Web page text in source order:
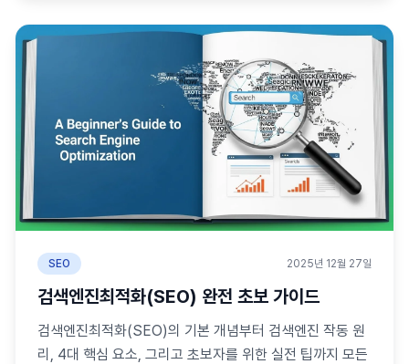
SEO 2025년 12월 27일
검색엔진최적화(SEO) 완전 초보 가이드
검색엔진최적화(SEO)의 기본 개념부터 검색엔진 작동 원
리, 4대 핵심 요소, 그리고 초보자를 위한 실전 팁까지 모든